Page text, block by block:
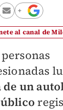
al canal de
un